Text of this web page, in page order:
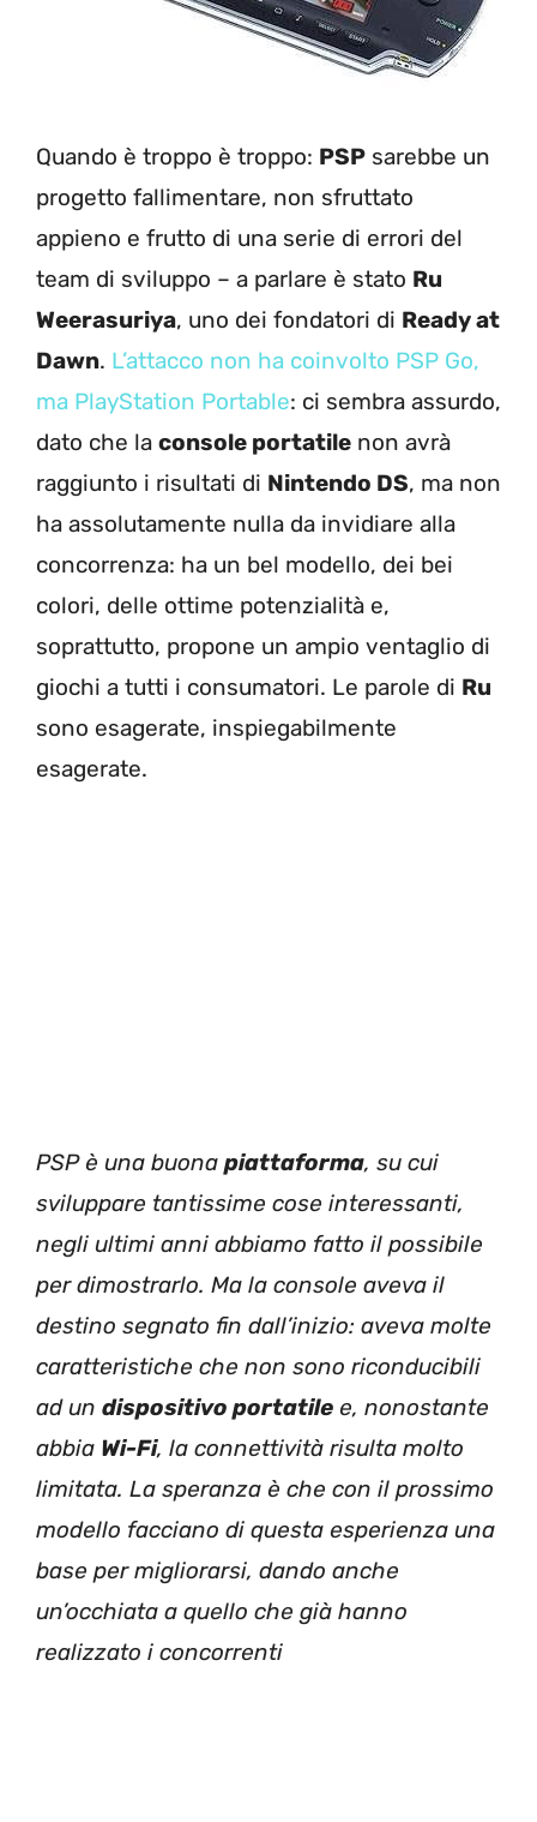
Quando è troppo è troppo: PSP sarebbe un
progetto fallimentare, non sfruttato
appieno e frutto di una serie di errori del
team di sviluppo – a parlare è stato Ru
Weerasuriya, uno dei fondatori di Ready at
Dawn. L’attacco non ha coinvolto PSP Go,
ma PlayStation Portable: ci sembra assurdo,
dato che la console portatile non avrà
raggiunto i risultati di Nintendo DS, ma non
ha assolutamente nulla da invidiare alla
concorrenza: ha un bel modello, dei bei
colori, delle ottime potenzialità e,
soprattutto, propone un ampio ventaglio di
giochi a tutti i consumatori. Le parole di Ru
sono esagerate, inspiegabilmente
esagerate.
PSP è una buona piattaforma, su cui
sviluppare tantissime cose interessanti,
negli ultimi anni abbiamo fatto il possibile
per dimostrarlo. Ma la console aveva il
destino segnato fin dall’inizio: aveva molte
caratteristiche che non sono riconducibili
ad un dispositivo portatile e, nonostante
abbia Wi-Fi, la connettività risulta molto
limitata. La speranza è che con il prossimo
modello facciano di questa esperienza una
base per migliorarsi, dando anche
un’occhiata a quello che già hanno
realizzato i concorrenti